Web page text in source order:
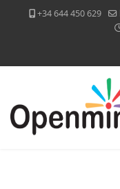
+34 644 450 629